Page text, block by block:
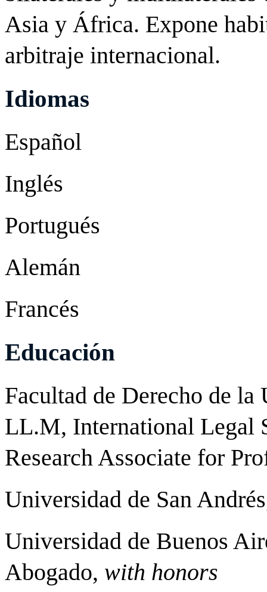
Asia y África. Expone
arbitraje internacional.
Idiomas
Español
Inglés
Portugués
Alemán
Francés
Educación
Facultad de Derecho de
LL.M, International Legal
Research Associate for
Universidad de San
Universidad de Buenos
Abogado, with honors